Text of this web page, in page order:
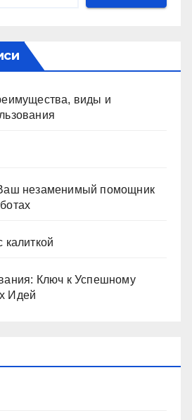
виды и
незаменимый помощник
калиткой
Ключ к Успешному
Идей